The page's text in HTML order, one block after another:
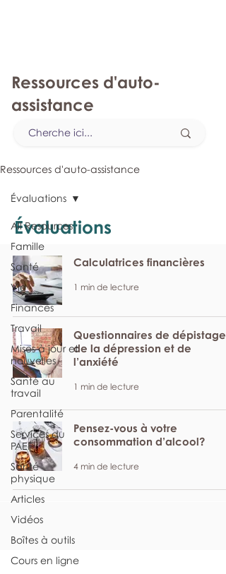
Ressources d'auto-
assistance
Ressources d'auto-assistance
All Resources
Famille
Santé
Vie
Finances
Travail
Mises à jour et
nouvelles
Santé au
travail
Parentalité
Services du
PAEF
Santé
physique
Articles
Vidéos
Boîtes à outils
Cours en ligne
Évaluations
Évaluations
Calculatrices financières
1 min de lecture
Questionnaires de dépistage
de la dépression et de
l’anxiété
1 min de lecture
Pensez-vous à votre
consommation d’alcool?
4 min de lecture